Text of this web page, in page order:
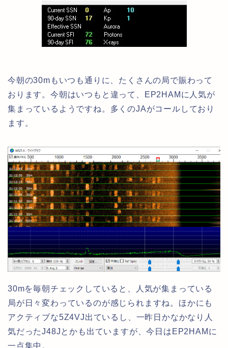
今朝の30mもいつも通りに、たくさんの局で賑わって
おります。今朝はいつもと違って、EP2HAMに人気が
集まっているようですね。多くのJAがコールしており
ます。
30mを毎朝チェックしていると、人気が集まっている
局が日々変わっているのが感じられますね。ほかにも
アクティブな5Z4VJ出ているし、一昨日かなかなり人
気だったJ48Jとかも出ていますが、今日はEP2HAMに
一点集中。